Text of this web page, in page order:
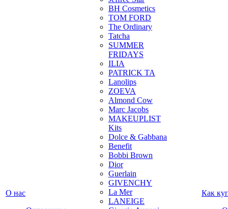
О нас
BH Cosmetics
TOM FORD
The Ordinary
Tatcha
SUMMER
FRIDAYS
ILIA
PATRICK TA
Lanolips
ZOEVA
Almond Cow
Marc Jacobs
MAKEUPLIST
Kits
Dolce & Gabbana
Benefit
Bobbi Brown
Dior
Guerlain
GIVENCHY
La Mer
LANEIGE
Как